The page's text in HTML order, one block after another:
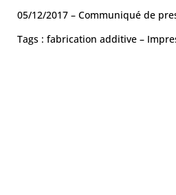
05/12/2017 – Communiqué de
Tags : fabrication additive –